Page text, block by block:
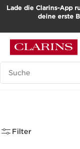
WEITER ZUM
Lade die Clarins-App
deine erste
Such-Historie
Filter